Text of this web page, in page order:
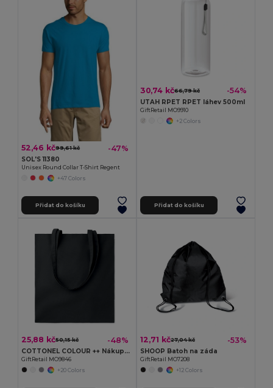
52,46 kč99,61 kč -47%
SOL'S 11380
Unisex Round Collar T-Shirt Regent
+47 Colors
Přidat do košíku
30,74 kč66,79 kč -54%
UTAH RPET RPET láhev 500ml
GiftRetail MO9910
+2 Colors
Přidat do košíku
25,88 kč50,15 kč -48%
COTTONEL COLOUR ++ Nákupní taška z bavlny 180g
GiftRetail MO9846
+20 Colors
12,71 kč27,04 kč -53%
SHOOP Batoh na záda
GiftRetail MO7208
+12 Colors